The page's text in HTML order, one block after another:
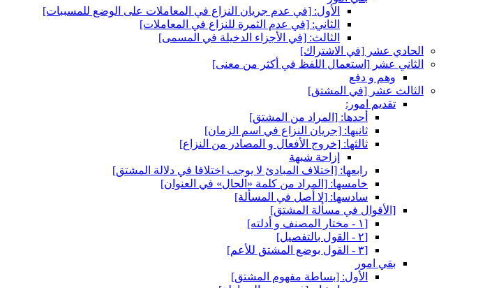
الأول: [في عدم جريان النزاع في المعاملات على الوضع للمسببات‏]
الثاني: [في عدم الثمرة للنزاع في المعاملات‏]
الثالث: [في الأجزاء الدخيلة في المسمى‏]
الحادي عشر [في الاشتراك‏]
الثاني عشر [استعمال اللفظ في أكثر من معنى‏]
وهم و دفع
الثالث عشر [في المشتق‏]
تقديم امور:
أحدها: [المراد من المشتق‏]
ثانيها: [جريان النزاع في اسم الزمان‏]
ثالثها: [خروج الأفعال و المصادر من النزاع‏]
إزاحة شبهة
رابعها: [اختلاف المبادئ لا يوجب اختلافا في دلالة المشتق‏]
خامسها: [المراد من كلمة «الحال» في العنوان‏]
سادسها: [لا أصل في المسألة]
[الأقوال في مسألة المشتق‏]
[١ - مختار المصنف و أدلته‏]
[٢ - القول بالتفصيل‏]
[٣ - القول بوضع المشتق للأعم‏]
بقي امور
الأول: [بساطة مفهوم المشتق‏]